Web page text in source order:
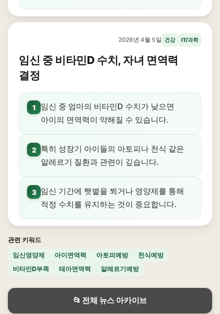
2026년 4월 5일 건강 IT/과학
임신 중 비타민D 수치, 자녀 면역력
결정
1
임신 중 엄마의 비타민D 수치가 낮으면
아이의 면역력이 약해질 수 있습니다.
2
특히 성장기 아이들의 아토피나 천식 같은
알레르기 질환과 관련이 깊습니다.
3
임신 기간에 햇볕을 쬐거나 영양제를 통해
적정 수치를 유지하는 것이 중요합니다.
관련 키워드
임신영양제
아이면역력 아토피예방
천식예방
비타민D부족
태아면역력 알레르기예방
📂 전체 뉴스 아카이브